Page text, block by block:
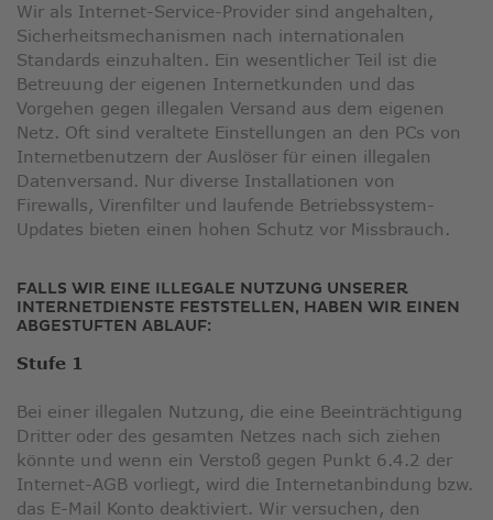
neuem
Fenster
in
neuem
Fenster
Wir als Internet-Service-Provider sind angehalten,
Sicherheitsmechanismen nach internationalen
Standards einzuhalten. Ein wesentlicher Teil ist die
Betreuung der eigenen Internetkunden und das
Vorgehen gegen illegalen Versand aus dem eigenen
Netz. Oft sind veraltete Einstellungen an den PCs von
Internetbenutzern der Auslöser für einen illegalen
Datenversand. Nur diverse Installationen von
Firewalls, Virenfilter und laufende Betriebssystem-
Updates bieten einen hohen Schutz vor Missbrauch.
FALLS WIR EINE ILLEGALE NUTZUNG UNSERER
INTERNETDIENSTE FESTSTELLEN, HABEN WIR EINEN
ABGESTUFTEN ABLAUF:
Stufe 1
Bei einer illegalen Nutzung, die eine Beeinträchtigung
Dritter oder des gesamten Netzes nach sich ziehen
könnte und wenn ein Verstoß gegen Punkt 6.4.2 der
Internet-AGB vorliegt, wird die Internetanbindung bzw.
das E-Mail Konto deaktiviert. Wir versuchen, den